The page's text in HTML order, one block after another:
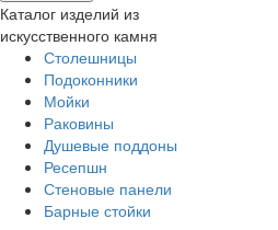
Каталог изделий из
искусственного камня
Столешницы
Подоконники
Мойки
Раковины
Душевые поддоны
Ресепшн
Стеновые панели
Барные стойки